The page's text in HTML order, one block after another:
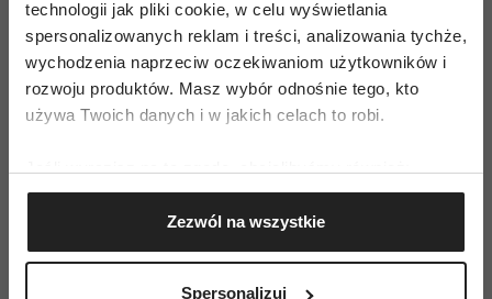
technologii jak pliki cookie, w celu wyświetlania
spersonalizowanych reklam i treści, analizowania tychże,
wychodzenia naprzeciw oczekiwaniom użytkowników i
rozwoju produktów. Masz wybór odnośnie tego, kto
używa Twoich danych i w jakich celach to robi.
Gromadzić dane dotyczące Twojej lokalizacji
geograficznej z dokładnością nawet do kilku metrów
Identyfikować Twoje urządzenie, aktywnie
Zezwól na wszystkie
Spersonalizuj
ZAMÓW
WYDANIE DRUKOWANE